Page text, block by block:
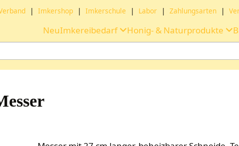
| Imkershop | Imkerschule | Labor | Zahlungsarten |
NeuImkereibedarf Honig- & Naturprodukte